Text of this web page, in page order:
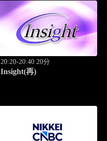
20:20-20:40 20分
Insight(再)